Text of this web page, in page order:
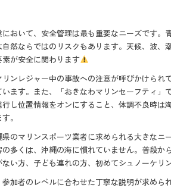
おいて、安全管理は最も重要なニーズです。
然ならではのリスクもあります。天候、波、
が安全に関わります
ンレジャー中の事故への注意が呼びかけられ
ます。また、「おきなわマリンセーフティ」
し位置情報をオンにすること、体調不良時は
。
のマリンスポーツ業者に求められる大きなニ
多くは、沖縄の海に慣れていません。普段
い方、子ども連れの方、初めてシュノーケリ
加者のレベルに合わせた丁寧な説明が求めら